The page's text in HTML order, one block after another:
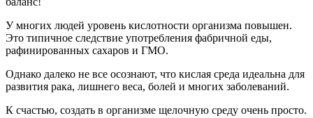
У многих людей уровень кислотности организма повышен.
Это типичное следствие употребления фабричной еды,
рафинированных сахаров и ГМО.
Однако далеко не все осознают, что кислая среда идеальна для
развития рака, лишнего веса, болей и многих заболеваний.
К счастью, создать в организме щелочную среду очень просто.